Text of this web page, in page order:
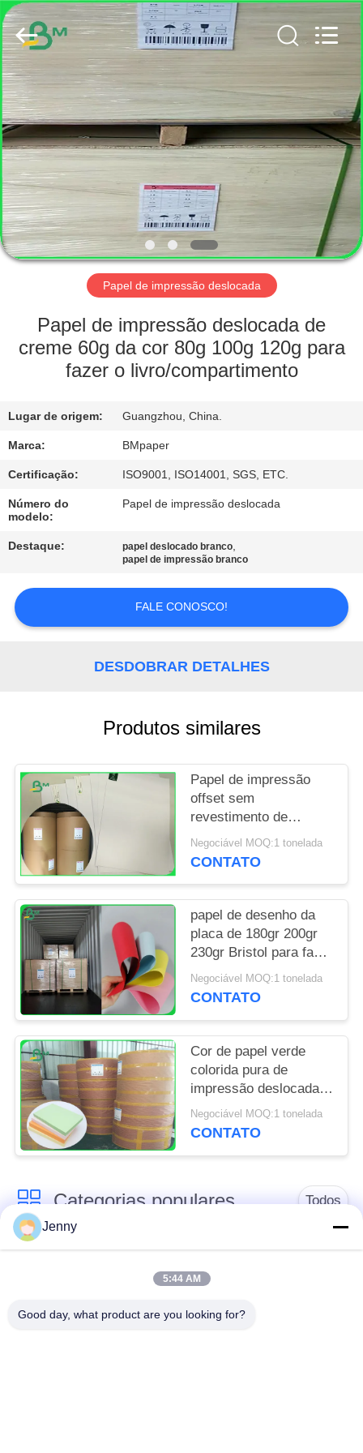
CASA
PRODUTOS
SOBRE
NÓS
EXCURSÃO
FÁBRICA
CONTROLE
QUALIDADE
CONTACTE-
NOS
NOTÍCIA
CASOS
PRIVACY
POLICY
GUANGZHOU
BMPAPER
CO.,
LTD..
All
Rights
Reserved.
Papel de impressão deslocada
Papel de impressão deslocada de
creme 60g da cor 80g 100g 120g para
fazer o livro/compartimento
Lugar de origem: Guangzhou, China.
Marca: BMpaper
Certificação: ISO9001, ISO14001, SGS, ETC.
Número do
modelo:
Papel de impressão deslocada
Destaque: papel deslocado branco,
papel de impressão branco
FALE CONOSCO!
DESDOBRAR DETALHES
Produtos similares
Papel de impressão
offset sem
revestimento de
madeira de grãos
longos com alta
Negociável MOQ:1 tonelada
CONTATO
papel de desenho da
placa de 180gr 200gr
230gr Bristol para fazer
insetos Degradable
Negociável MOQ:1 tonelada
CONTATO
Cor de papel verde
colorida pura de
impressão deslocada
da polpa de madeira do
FSC designada 70CM
Negociável MOQ:1 tonelada
CONTATO
Categorias populares Todos
papel de embalagem
rolo marrom do papel
de embalagem
placa do forro de
Papel revestido do
Jenny
5:44 AM
Good day, what product are you looking for?